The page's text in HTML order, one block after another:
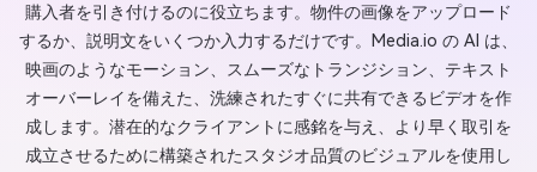
購入者を引き付けるのに役立ちます。物件の画像をアップロード
するか、説明文をいくつか入力するだけです。Media.io の AI は、
映画のようなモーション、スムーズなトランジション、テキスト
オーバーレイを備えた、洗練されたすぐに共有できるビデオを作
成します。潜在的なクライアントに感銘を与え、より早く取引を
成立させるために構築されたスタジオ品質のビジュアルを使用し